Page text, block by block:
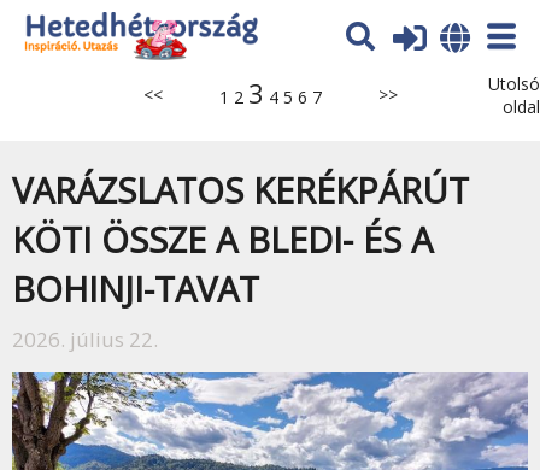
<< 1 2 3 4 5 6 7 >>
Utolsó
oldal
VARÁZSLATOS KERÉKPÁRÚT
KÖTI ÖSSZE A BLEDI- ÉS A
BOHINJI-TAVAT
2026. július 22.